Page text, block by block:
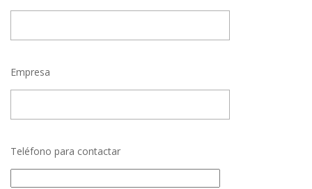
Empresa
Teléfono para contactar